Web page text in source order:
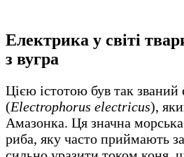
Електрика у світі
з вугра
Цією істотою був так званий
(Electrophorus electricus),
Амазонка. Ця значна
риба, яку часто приймають